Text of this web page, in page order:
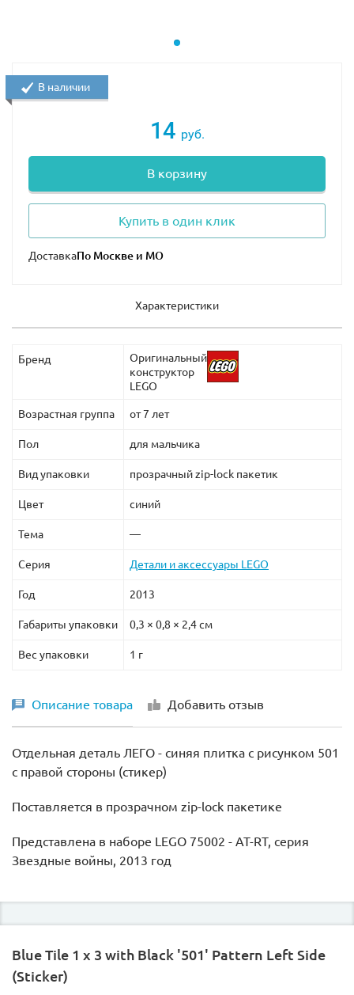
14 руб.
В корзину
Купить в один клик
Доставка
В наличии
Характеристики
Бренд
Оригинальный
конструктор
LEGO
Возрастная группа от 7 лет
Пол для мальчика
Вид упаковки прозрачный zip-lock пакетик
Цвет синий
Тема —
Серия Детали и аксессуары LEGO
Год 2013
Габариты упаковки 0,3 × 0,8 × 2,4 см
Вес упаковки 1 г
Описание товара Добавить отзыв
Отдельная деталь ЛЕГО - синяя плитка с рисунком 501
с правой стороны (стикер)
Поставляется в прозрачном zip-lock пакетике
Представлена в наборе LEGO 75002 - AT-RT, серия
Звездные войны, 2013 год
Blue Tile 1 x 3 with Black '501' Pattern Left Side
(Sticker)